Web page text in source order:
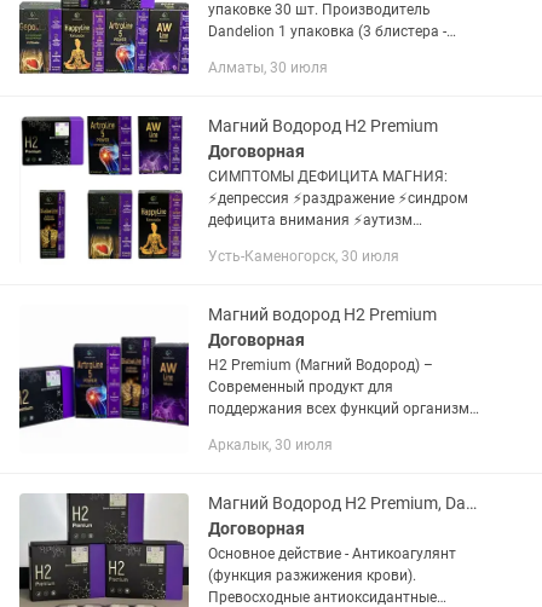
упаковке 30 шт. Производитель
Dandelion 1 упаковка (3 блистера -
Современный продукт для
Алматы, 30 июля
Магний Водород Н2 Premium
Договорная
СИМПТОМЫ ДЕФИЦИТА МАГНИЯ:
⚡️депрессия ⚡️раздражение ⚡️синдром
дефицита внимания ⚡️аутизм
засыпания ⚡️мышечное подергивание
Усть-Каменогорск, 30 июля
Магний водород H2 Premium
Договорная
Н2 Premium (Магний Водород) –
Современный продукт для
поддержания всех функций организма.
(функция разжижения крови).
действия Н2 были...
Аркалык, 30 июля
Магний Водород Н2 Premium, Dandelion, Оригинал, Бесплатная доставка
Договорная
Основное действие - Антикоагулянт
(функция разжижения крови).
Превосходные антиоксидантные